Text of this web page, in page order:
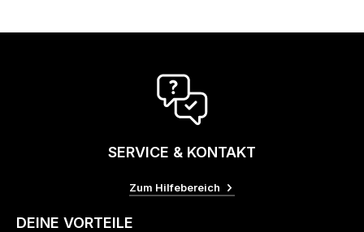
SERVICE & KONTAKT
Zum Hilfebereich
DEINE VORTEILE